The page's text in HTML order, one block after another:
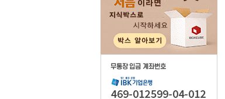
우체국
기성품 인쇄 주문제작
주문제작
주문제작의뢰
자동견적보기